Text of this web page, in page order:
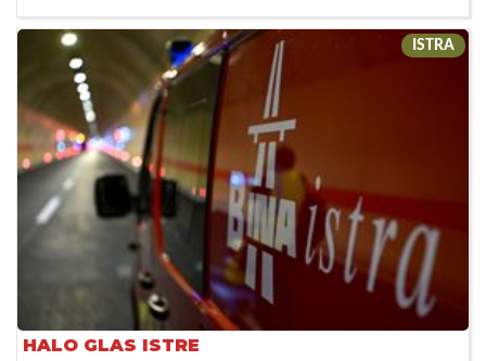
ISTRA
HALO GLAS ISTRE